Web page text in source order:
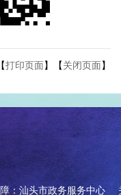
【打印页面 】【 关闭页面 】
：汕头市政务服务中心